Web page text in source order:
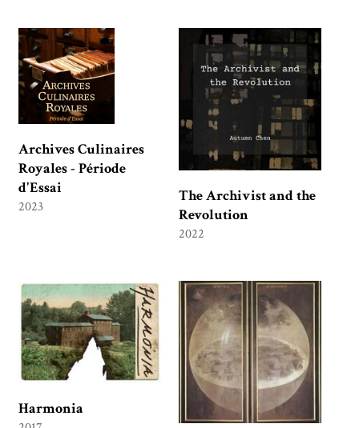
Archives Culinaires
Royales - Période
d'Essai
2023
The Archivist and the
Revolution
2022
Harmonia